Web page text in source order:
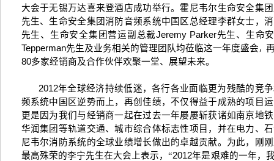
大会于无锡万达喜来登酒店成功举行。霍尼韦尔生命安全集
先生、生命安全集团消防音频系统中国区总经理李群女士，
先生、生命安全集团营运副总裁Jeremy Parker先生、生命
Tepperman先生及业务相关的管理团队均莅临这一年度盛会 ，
80多家经销商及合作伙伴欢聚一堂、展望未来。
2012年全球经济持续低迷，各行各业面临更为残酷的竞
频系统中国区逆势而上，再创佳绩，不仅得益于成熟的项目
更是因为我们与经销商一起在过去一年屡屡斩获诸如南京地
华润集团等轨道交通、城市综合体标志性项目，并在电力、
尼韦尔消防系统的全球业绩增长做出的卓越贡献。为此，刚
最高殊荣的李宁先生在大会上表示，“2012年是艰难的一年，